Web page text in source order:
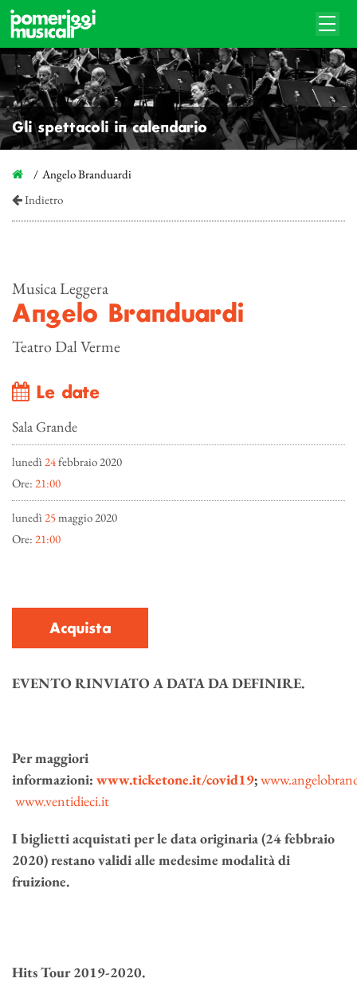
Gli spettacoli in calendario
Angelo Branduardi
Indietro
Musica Leggera
Angelo Branduardi
Teatro Dal Verme
Le date
Sala Grande
lunedì 24febbraio 2020
Ore: 21:00
lunedì 25maggio 2020
Ore: 21:00
Acquista
EVENTO RINVIATO A DATA DA DEFINIRE.
Per maggiori
informazioni: www.ticketone.it/covid19;
www.ventidieci.it
I biglietti acquistati per le data originaria (24 febbraio
2020) restano validi alle medesime modalità di
fruizione.
Hits Tour 2019-2020.